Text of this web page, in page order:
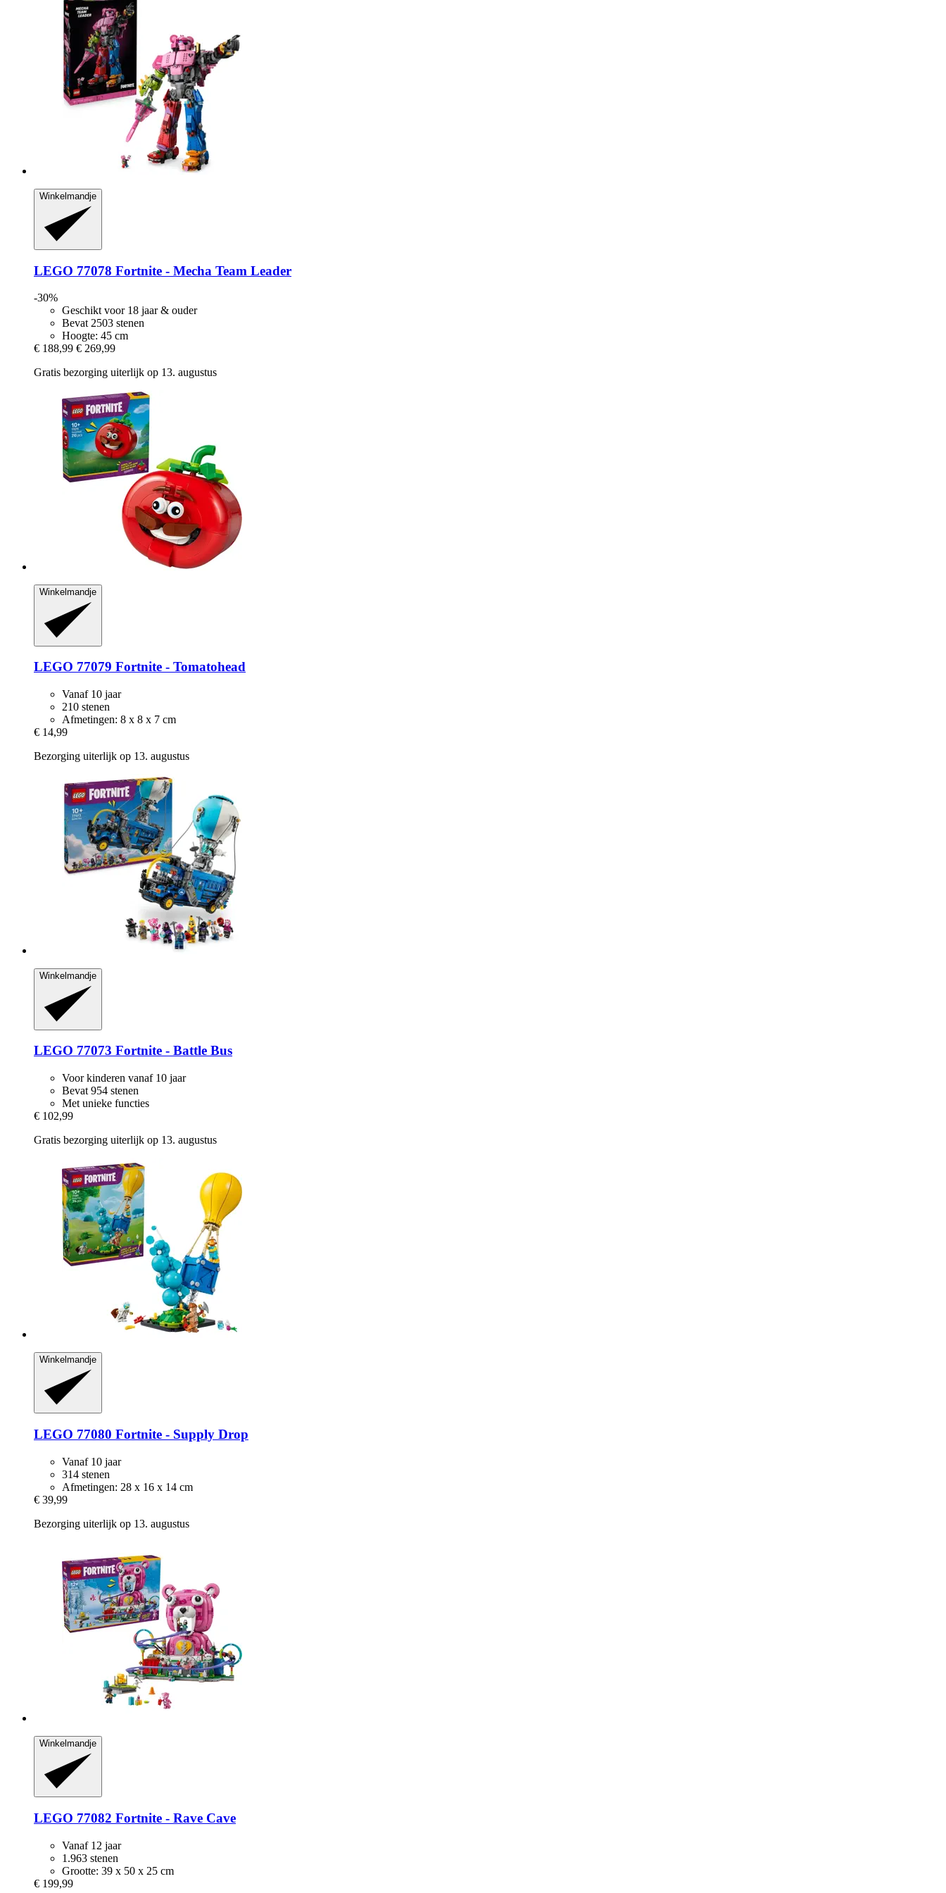
Winkelmandje
LEGO 77078 Fortnite -​ Mecha Team Leader
-30%
Geschikt voor 18 jaar & ouder
Bevat 2503 stenen
Hoogte: 45 cm
€ 188,99 € 269,99
Gratis bezorging uiterlijk op 13. augustus
Winkelmandje
LEGO 77079 Fortnite -​ Tomatohead
Vanaf 10 jaar
210 stenen
Afmetingen: 8 x 8 x 7 cm
€ 14,99
Bezorging uiterlijk op 13. augustus
Winkelmandje
LEGO 77073 Fortnite -​ Battle Bus
Voor kinderen vanaf 10 jaar
Bevat 954 stenen
Met unieke functies
€ 102,99
Gratis bezorging uiterlijk op 13. augustus
Winkelmandje
LEGO 77080 Fortnite -​ Supply Drop
Vanaf 10 jaar
314 stenen
Afmetingen: 28 x 16 x 14 cm
€ 39,99
Bezorging uiterlijk op 13. augustus
Winkelmandje
LEGO 77082 Fortnite -​ Rave Cave
Vanaf 12 jaar
1.963 stenen
Grootte: 39 x 50 x 25 cm
€ 199,99